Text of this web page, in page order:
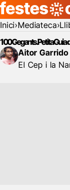
Inici Mediateca
100 Gegants. Petita
Aitor Garrido
El Cep i la